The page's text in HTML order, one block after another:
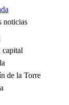
noticias
capital
de la Torre